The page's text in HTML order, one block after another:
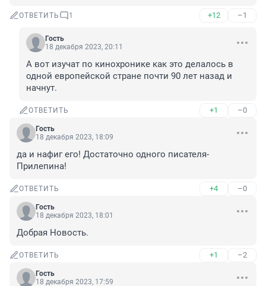
ОТВЕТИТЬ 1 +12 –1
Гость
18 декабря 2023, 20:11
А вот изучат по кинохронике как это делалось в
одной европейской стране почти 90 лет назад и
начнут.
ОТВЕТИТЬ +1 –0
Гость
18 декабря 2023, 18:09
да и нафиг его! Достаточно одного писателя-
Прилепина!
ОТВЕТИТЬ +4 –0
Гость
18 декабря 2023, 18:01
Добрая Новость.
ОТВЕТИТЬ +1 –2
Гость
18 декабря 2023, 17:59